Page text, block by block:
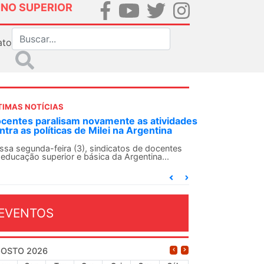
SUPERIOR
NOTÍCIAS
ANDES-SN convoca docentes para Dia de
Solidariedade Internacionalista com Cuba em
13 de agosto
O ANDES-SN conclama suas seções sindicais e o
2026